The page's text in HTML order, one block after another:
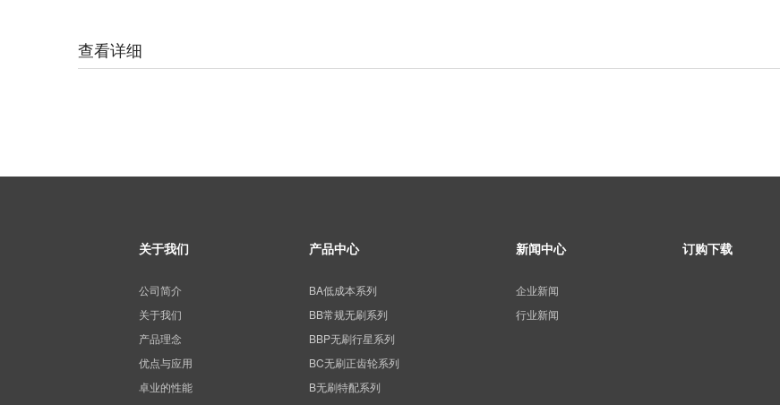
查看详细
关于我们
公司简介
关于我们
产品理念
优点与应用
卓业的性能
产品中心
BA低成本系列
BB常规无刷系列
BBP无刷行星系列
BC无刷正齿轮系列
B无刷特配系列
新闻中心
企业新闻
行业新闻
订购下载